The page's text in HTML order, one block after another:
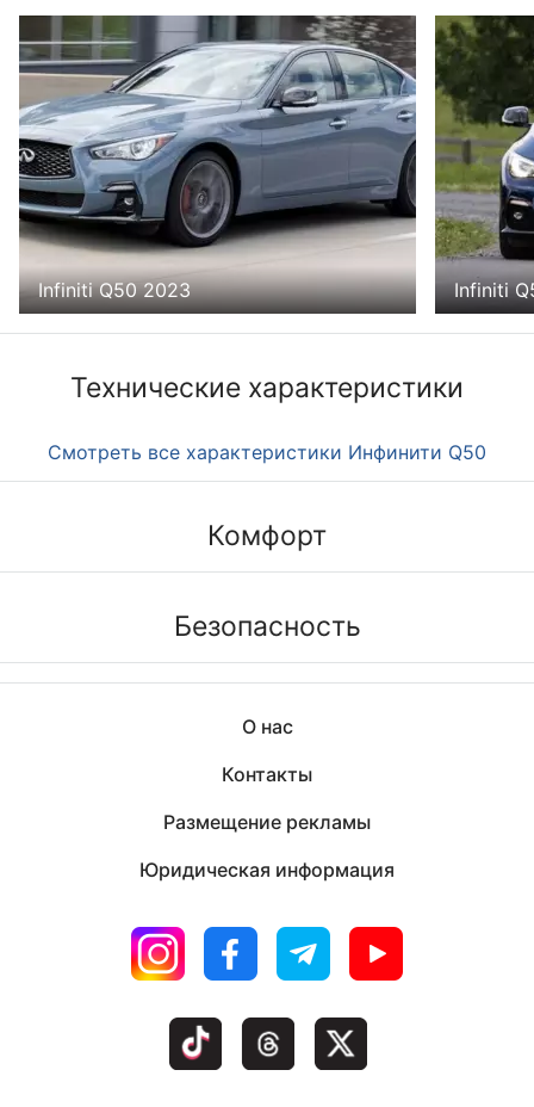
Infiniti Q50 2023 Infiniti
Технические характеристики
Смотреть все характеристики Инфинити Q50
Комфорт
Безопасность
О нас
Контакты
Размещение рекламы
Юридическая информация